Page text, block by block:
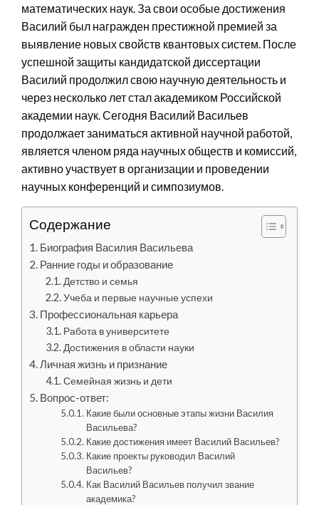
математических наук. За свои особые достижения
Василий был награжден престижной премией за
выявление новых свойств квантовых систем. После
успешной защиты кандидатской диссертации
Василий продолжил свою научную деятельность и
через несколько лет стал академиком Российской
академии наук. Сегодня Василий Васильев
продолжает заниматься активной научной работой,
является членом ряда научных обществ и комиссий,
активно участвует в организации и проведении
научных конференций и симпозиумов.
Содержание
Биография Василия Васильева
Ранние годы и образование
Детство и семья
Учеба и первые научные успехи
Профессиональная карьера
Работа в университете
Достижения в области науки
Личная жизнь и признание
Семейная жизнь и дети
Вопрос-ответ:
Какие были основные этапы жизни Василия
Васильева?
Какие достижения имеет Василий Васильев?
Какие проекты руководил Василий
Васильев?
Как Василий Васильев получил звание
академика?